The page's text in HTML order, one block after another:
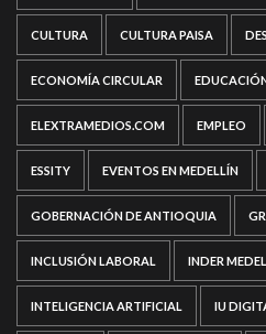
CULTURA CULTURA PAISA
ECONOMÍA CIRCULAR
ELEXTRAMEDIOS.COM EMPLEO
ESSITY EVENTOS EN MEDELLÍN
GOBERNACIÓN DE ANTIOQUIA
INCLUSIÓN LABORAL INDER
INTELIGENCIA ARTIFICIAL IU